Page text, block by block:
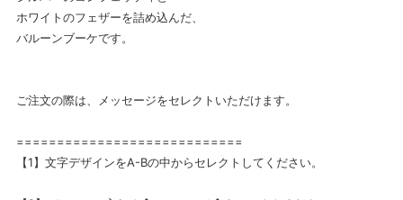
ホワイトのフェザーを詰め込んだ、
バルーンブーケです。
ご注文の際は、メッセージをセレクトいただけます。
============================
【1】文字デザインをA-Bの中からセレクトしてください。